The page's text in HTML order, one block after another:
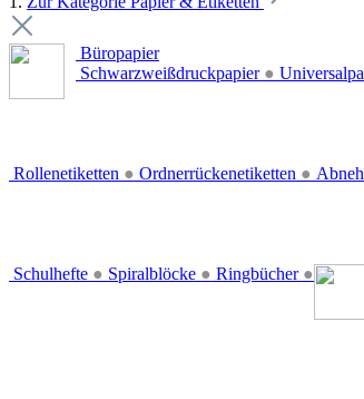
Büropapier
Schwarzweißdruckpapier ●
Rollenetiketten ● Ordnerrückenetiketten ●
Schulhefte ● Spiralblöcke ● Ringbücher ●